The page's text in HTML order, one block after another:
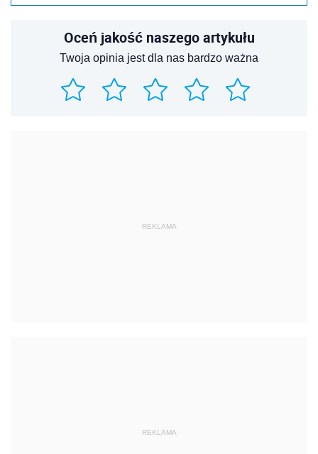
Oceń jakość naszego artykułu
Twoja opinia jest dla nas bardzo ważna
REKLAMA
REKLAMA